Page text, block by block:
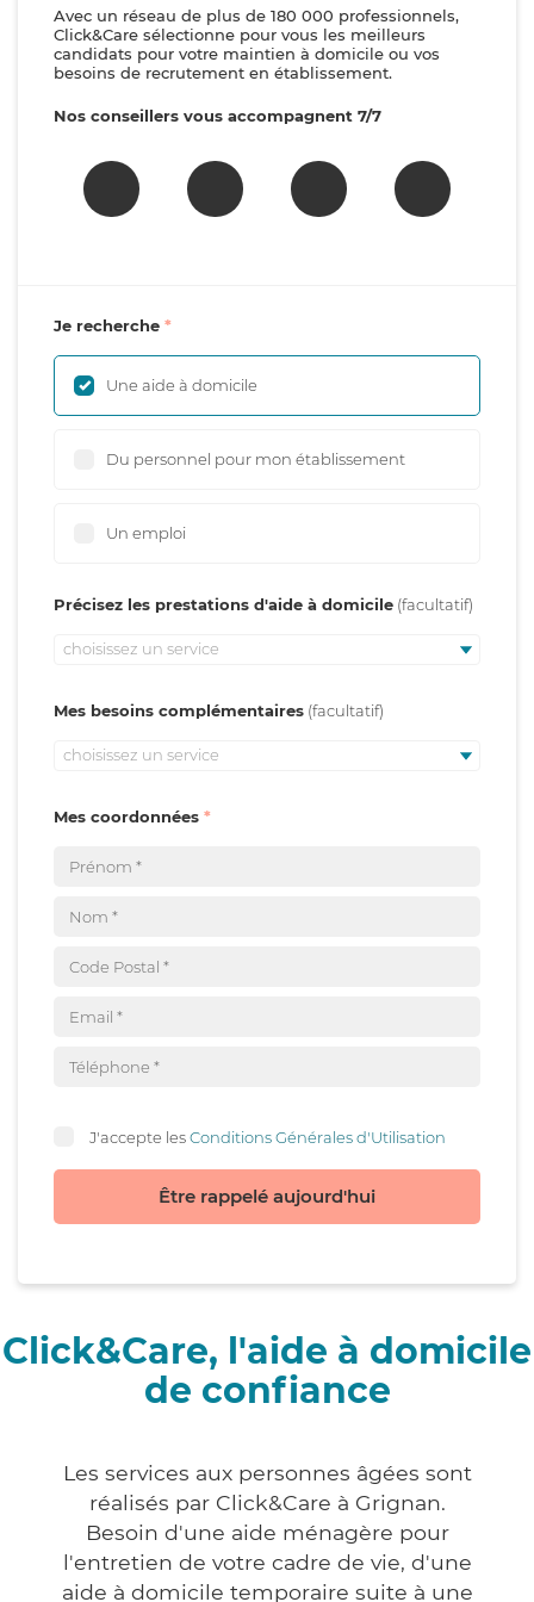
Avec un réseau de plus de 180 000 professionnels,
Click&Care sélectionne pour vous les meilleurs
candidats pour votre maintien à domicile ou vos
besoins de recrutement en établissement.
Nos conseillers vous accompagnent 7/7
Je recherche
Une aide à domicile
Du personnel pour mon établissement
Un emploi
Précisez les prestations d'aide à domicile
choisissez un service
Mes besoins complémentaires
choisissez un service
Mes coordonnées
J'accepte lesConditions Générales d'Utilisation
Être rappelé aujourd'hui
Click&Care, l'aide à domicile
de confiance
Les services aux personnes âgées sont
réalisés par Click&Care à Grignan.
Besoin d'une aide ménagère pour
l'entretien de votre cadre de vie, d'une
aide à domicile temporaire suite à une